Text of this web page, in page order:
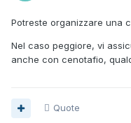
Potreste organizzare una
Nel caso peggiore, vi
anche con cenotafio,
Quote